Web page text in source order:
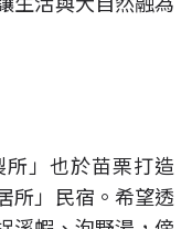
所」也於苗栗打造
所」民宿。希望透